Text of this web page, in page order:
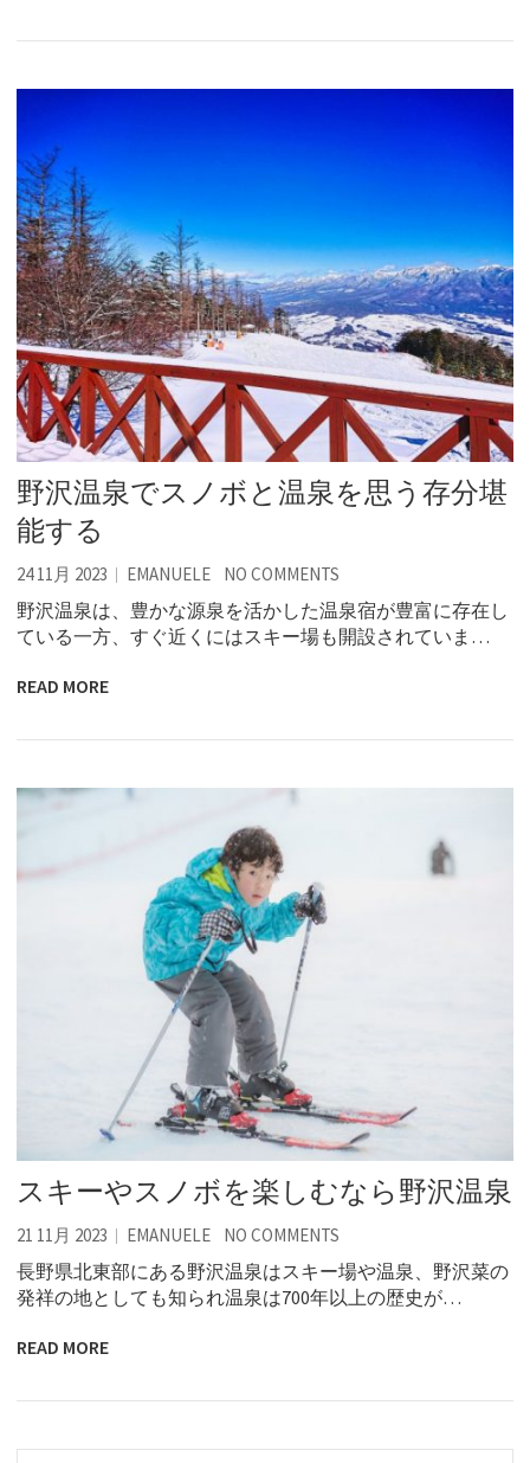
野沢温泉でスノボと温泉を思う存分堪
能する
24 11月 2023 EMANUELE NO COMMENTS
野沢温泉は、豊かな源泉を活かした温泉宿が豊富に存在し
ている一方、すぐ近くにはスキー場も開設されていま…
READ MORE
スキーやスノボを楽しむなら野沢温泉
21 11月 2023 EMANUELE NO COMMENTS
長野県北東部にある野沢温泉はスキー場や温泉、野沢菜の
発祥の地としても知られ温泉は700年以上の歴史が…
READ MORE